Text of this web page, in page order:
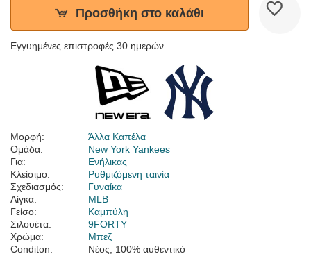
Προσθήκη στο καλάθι
Εγγυημένες επιστροφές 30 ημερών
Μορφή:
Άλλα Καπέλα
Ομάδα:
New York Yankees
Για:
Ενήλικας
Κλείσιμο:
Ρυθμιζόμενη ταινία
Σχεδιασμός:
Γυναίκα
Λίγκα:
MLB
Γείσο:
Καμπύλη
Σιλουέτα:
9FORTY
Χρώμα:
Μπεζ
Conditon:
Νέος; 100% αυθεντικό